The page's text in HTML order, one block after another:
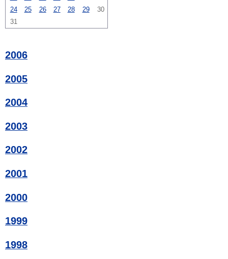
24
25 26 27 28 29
30
31
2006
2005
2004
2003
2002
2001
2000
1999
1998